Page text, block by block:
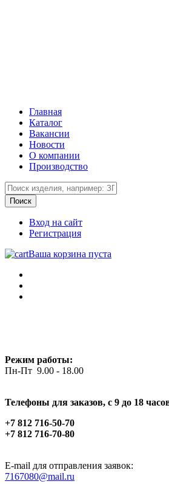
Главная
Каталог
Вакансии
Новости
О компании
Производство
Вход на сайт
Регистрация
Ваша корзина пуста
Режим работы:
Пн-Пт 9.00 - 18.00
Телефоны для заказов, c 9 до 18
+7 812 716-50-70
+7 812 716-70-80
E-mail для отправления заявок:
7167080@mail.ru